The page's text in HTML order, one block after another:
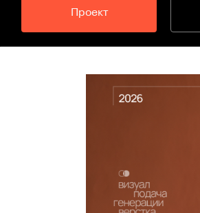
Проект